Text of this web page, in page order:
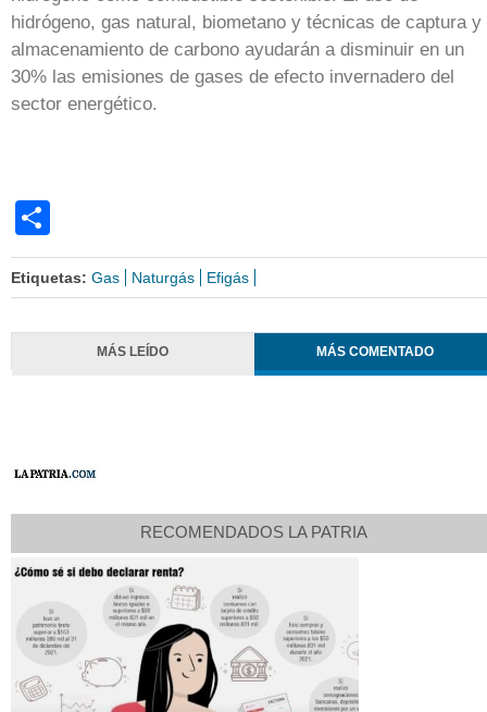
hidrógeno, gas natural, biometano y técnicas de captura y
almacenamiento de carbono ayudarán a disminuir en un
30% las emisiones de gases de efecto invernadero del
sector energético.
Etiquetas: Gas Naturgás Efigás
MÁS LEÍDO MÁS COMENTADO
RECOMENDADOS LA PATRIA